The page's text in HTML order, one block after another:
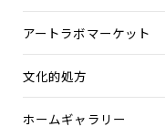
アートラボマーケット
文化的処方
ホームギャラリー